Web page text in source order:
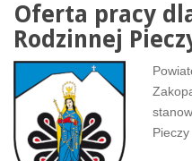
Oferta pracy
Rodzinnej